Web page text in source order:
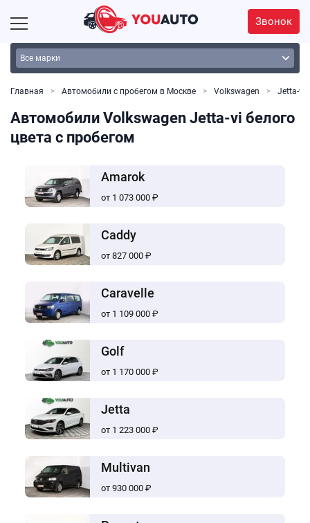
Звонок
Главная Автомобили с пробегом в Москве Volkswagen Jetta-vi
Автомобили Volkswagen Jetta-vi белого
цвета с пробегом
Amarok
от 1 073 000 ₽
Caddy
от 827 000 ₽
Caravelle
от 1 109 000 ₽
Golf
от 1 170 000 ₽
Jetta
от 1 223 000 ₽
Multivan
от 930 000 ₽